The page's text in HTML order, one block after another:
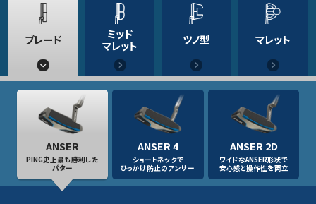
ブレード
ミッド
マレット
ツノ型 マレット
ANSER
PING史上最も勝利した
パター
ANSER 4
ショートネックで
ひっかけ防止のアンサー
ANSER 2D
ワイドなANSER形状で
安心感と操作性を両立